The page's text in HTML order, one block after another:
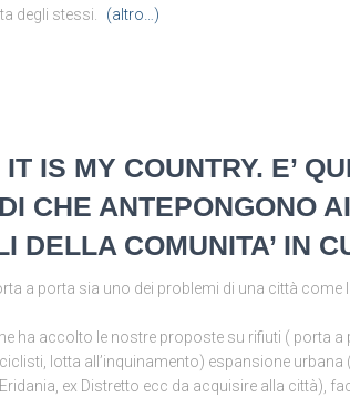
degli stessi.
(altro…)
IS MY COUNTRY. E’
CHE ANTEPONGONO
DELLA COMUNITA’ IN
a porta sia uno dei problemi di una città come
ha accolto le nostre proposte su rifiuti ( porta
lotta all’inquinamento) espansione urbana
ex Distretto ecc da acquisire alla città),